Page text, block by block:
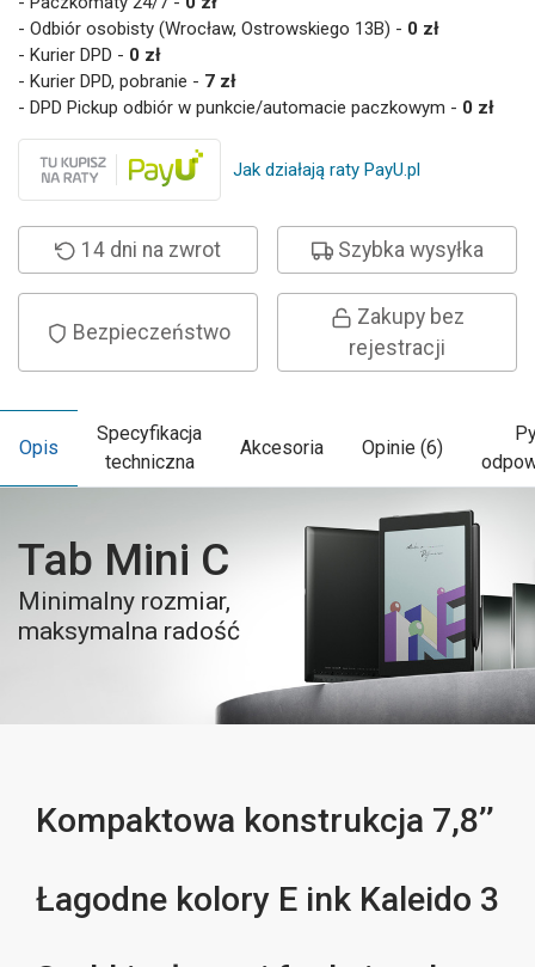
- Odbiór osobisty (Wrocław, Ostrowskiego 13B) - 0 zł
- Kurier DPD - 0 zł
- Kurier DPD, pobranie - 7 zł
- DPD Pickup odbiór w punkcie/automacie paczkowym - 0 zł
Jak działają raty PayU.pl
14 dni na zwrot Szybka wysyłka
Bezpieczeństwo
Zakupy bez
rejestracji
Opis
Specyfikacja
techniczna
Akcesoria Opinie (6)
Tab Mini C
Minimalny rozmiar,
maksymalna radość
Kompaktowa konstrukcja 7,8’’
Łagodne kolory E ink Kaleido 3